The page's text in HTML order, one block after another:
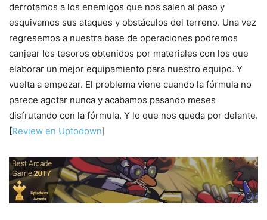
derrotamos a los enemigos que nos salen al paso y
esquivamos sus ataques y obstáculos del terreno. Una vez
regresemos a nuestra base de operaciones podremos
canjear los tesoros obtenidos por materiales con los que
elaborar un mejor equipamiento para nuestro equipo. Y
vuelta a empezar. El problema viene cuando la fórmula no
parece agotar nunca y acabamos pasando meses
disfrutando con la fórmula. Y lo que nos queda por delante.
[Review en Uptodown]